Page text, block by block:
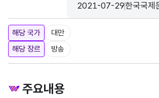
등록일
2021-07-29
수집기관
한국국제
해당 국가
대만
해당 장르
방송
주요내용